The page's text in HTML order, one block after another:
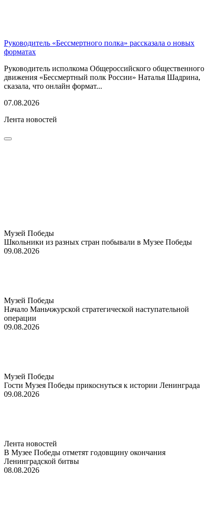
Руководитель «Бессмертного полка» рассказала о новых
форматах
Руководитель исполкома Общероссийского общественного
движения «Бессмертный полк России» Наталья Шадрина,
сказала, что онлайн формат...
07.08.2026
Лента новостей
Музей Победы
Школьники из разных стран побывали в Музее Победы
09.08.2026
Музей Победы
Начало Маньчжурской стратегической наступательной
операции
09.08.2026
Музей Победы
Гости Музея Победы прикоснуться к истории Ленинграда
09.08.2026
Лента новостей
В Музее Победы отметят годовщину окончания
Ленинградской битвы
08.08.2026